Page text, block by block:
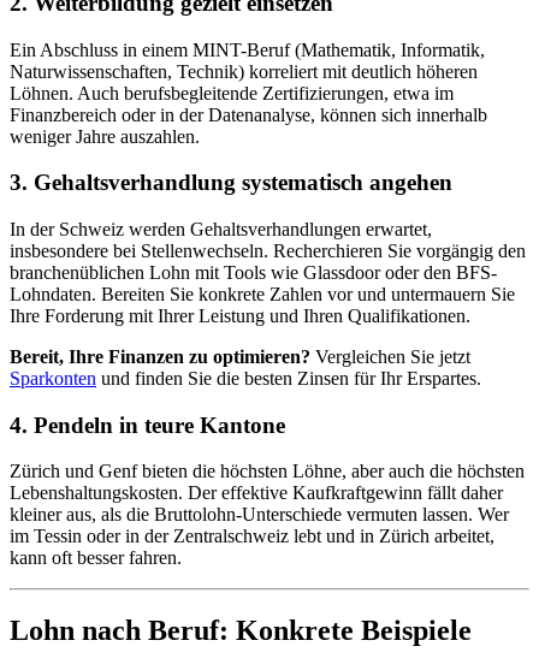
Ein Abschluss in einem MINT-Beruf (Mathematik, Informatik,
Naturwissenschaften, Technik) korreliert mit deutlich höheren
Löhnen. Auch berufsbegleitende Zertifizierungen, etwa im
Finanzbereich oder in der Datenanalyse, können sich innerhalb
weniger Jahre auszahlen.
3. Gehaltsverhandlung systematisch angehen
In der Schweiz werden Gehaltsverhandlungen erwartet,
insbesondere bei Stellenwechseln. Recherchieren Sie vorgängig den
branchenüblichen Lohn mit Tools wie Glassdoor oder den BFS-
Lohndaten. Bereiten Sie konkrete Zahlen vor und untermauern Sie
Ihre Forderung mit Ihrer Leistung und Ihren Qualifikationen.
Bereit, Ihre Finanzen zu optimieren? Vergleichen Sie jetzt
Sparkonten und finden Sie die besten Zinsen für Ihr Erspartes.
4. Pendeln in teure Kantone
Zürich und Genf bieten die höchsten Löhne, aber auch die höchsten
Lebenshaltungskosten. Der effektive Kaufkraftgewinn fällt daher
kleiner aus, als die Bruttolohn-Unterschiede vermuten lassen. Wer
im Tessin oder in der Zentralschweiz lebt und in Zürich arbeitet,
kann oft besser fahren.
Lohn nach Beruf: Konkrete Beispiele